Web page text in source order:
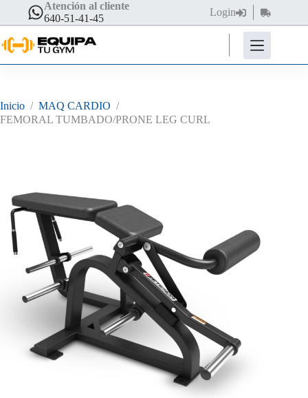
contenido
Atención al cliente
640-51-41-45
Login
Carro
de
compra
Inicio / MAQ CARDIO /
FEMORAL TUMBADO/PRONE LEG CURL